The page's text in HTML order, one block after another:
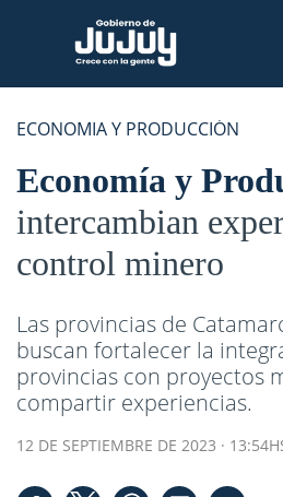
ECONOMIA Y PRODUCCIÓN
Economía y
intercambian
control minero
Las provincias de
buscan fortalecer la
provincias con proyectos
compartir experiencias.
12 DE SEPTIEMBRE DE 2023 ·